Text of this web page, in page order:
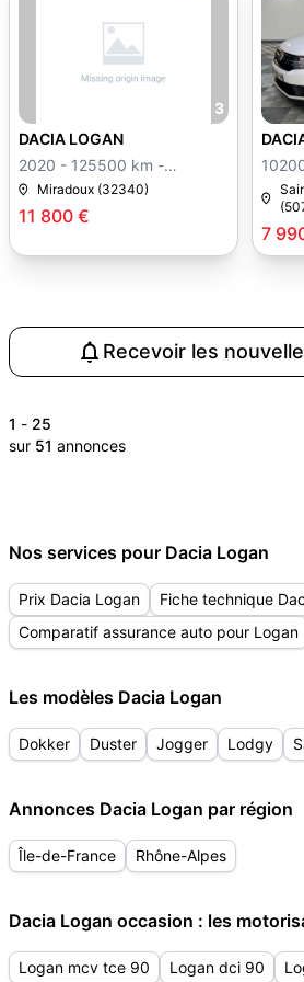
3
11 800 €
DACIA LOGAN
2020 - 125500 km -
Manuelle
Miradoux (32340)
7
Recevoir les
1 - 25
sur 51 annonces
Nos services pour Dacia Logan
Prix Dacia Logan
Fiche technique
Comparatif assurance auto pour Logan
Les modèles Dacia Logan
Dokker Duster Jogger Lodgy
Annonces Dacia Logan par région
Île-de-France Rhône-Alpes
Dacia Logan occasion : les
Logan mcv tce 90 Logan dci 90